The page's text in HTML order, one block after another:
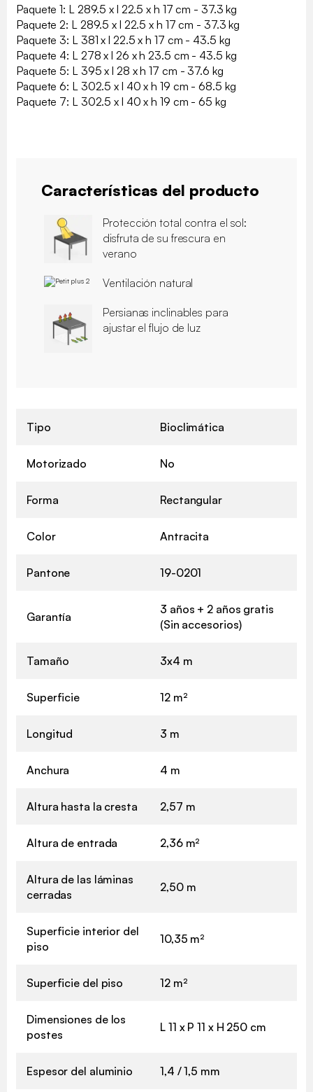
Paquete 1: L 289.5 x l 22.5 x h 17 cm - 37.3 kg
Paquete 2: L 289.5 x l 22.5 x h 17 cm - 37.3 kg
Paquete 3: L 381 x l 22.5 x h 17 cm - 43.5 kg
Paquete 4: L 278 x l 26 x h 23.5 cm - 43.5 kg
Paquete 5: L 395 x l 28 x h 17 cm - 37.6 kg
Paquete 6: L 302.5 x l 40 x h 19 cm - 68.5 kg
Paquete 7: L 302.5 x l 40 x h 19 cm - 65 kg
Características del producto
Protección total contra el sol:
disfruta de su frescura en
verano
Ventilación natural
Persianas inclinables para
ajustar el flujo de luz
Tipo Bioclimática
Motorizado No
Forma Rectangular
Color Antracita
Pantone 19-0201
Garantía
3 años + 2 años gratis
(Sin accesorios)
Tamaño 3x4 m
Superficie 12 m²
Longitud 3 m
Anchura 4 m
Altura hasta la cresta 2,57 m
Altura de entrada 2,36 m²
Altura de las láminas
cerradas
2,50 m
Superficie interior del
piso
10,35 m²
Superficie del piso 12 m²
Dimensiones de los
postes
L 11 x P 11 x H 250 cm
Espesor del aluminio 1,4 / 1,5 mm